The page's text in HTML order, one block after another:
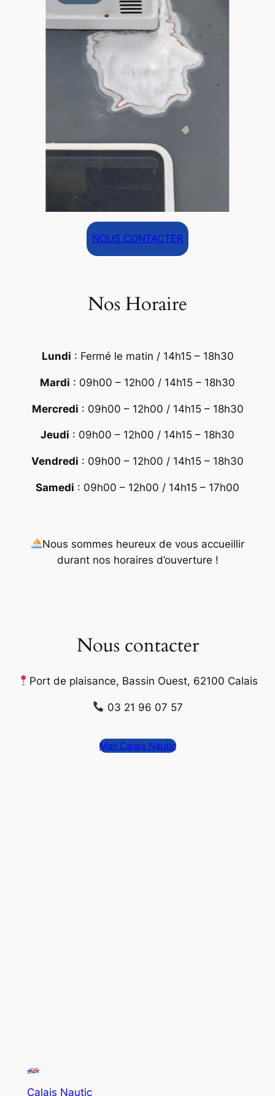
NOUS CONTACTER
Nos Horaire
Lundi : Fermé le matin / 14h15 – 18h30
Mardi : 09h00 – 12h00 / 14h15 – 18h30
Mercredi : 09h00 – 12h00 / 14h15 – 18h30
Jeudi : 09h00 – 12h00 / 14h15 – 18h30
Vendredi : 09h00 – 12h00 / 14h15 – 18h30
Samedi : 09h00 – 12h00 / 14h15 – 17h00
Nous sommes heureux de vous accueillir
durant nos horaires d’ouverture !
Nous contacter
Port de plaisance, Bassin Ouest, 62100 Calais
03 21 96 07 57
Mail Calais Nautic
Calais Nautic